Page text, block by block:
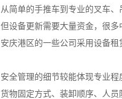
从简单的手推车到专业的叉车、
但设备更新需要大量资金，很多
安庆港区的一些公司采用设备租
安全管理的细节较能体现专业程
货物固定方式、装卸顺序、人员